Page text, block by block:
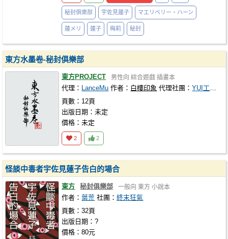
秘封俱樂部 宇佐見蓮子 マエリベリー・ハーン
蓮メリ 蓮子 梅莉 秘封
東方水墨卷-秘封俱樂部
東方PROJECT 男性向 綜合遊戲 插畫本
代理： LanceMu 作者： 白樓印象 代理社團：YUI工作室
頁數：12頁
出版日期：未定
價格：未定
2 2
怪談中毒者宇佐見蓮子告白的場合
東方 秘封俱樂部 一般向 東方 小說本
作者：葉荒 社團：終末狂氣
頁數：32頁
出版日期：?
價格：80元